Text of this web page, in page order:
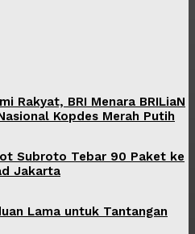
Rakyat, BRI Menara BRILiaN
Kopdes Merah Putih
Subroto Tebar 90 Paket ke
Jakarta
Lama untuk Tantangan